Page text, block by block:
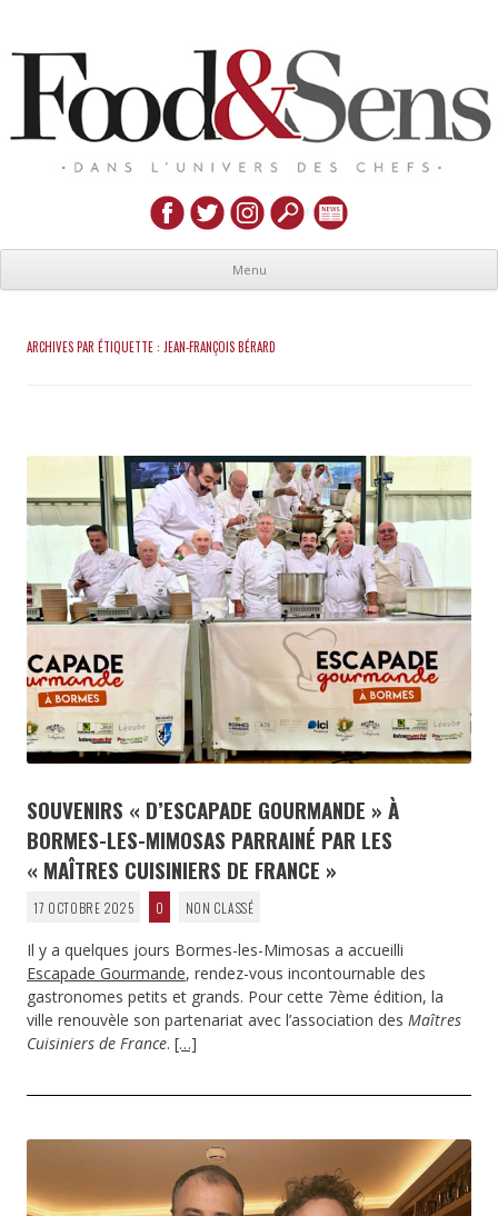
Menu
ARCHIVES PAR ÉTIQUETTE : JEAN-FRANÇOIS BÉRARD
SOUVENIRS « D’ESCAPADE GOURMANDE » À
BORMES-LES-MIMOSAS PARRAINÉ PAR LES
« MAÎTRES CUISINIERS DE FRANCE »
17 OCTOBRE 2025 0 NON CLASSÉ
Il y a quelques jours Bormes-les-Mimosas a accueilli
Escapade Gourmande, rendez-vous incontournable des
gastronomes petits et grands. Pour cette 7ème édition, la
ville renouvèle son partenariat avec l’association des Maîtres
Cuisiniers de France. […]